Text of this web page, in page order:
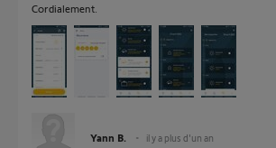
Cordialement.
Yann B. il y a plus d'un an